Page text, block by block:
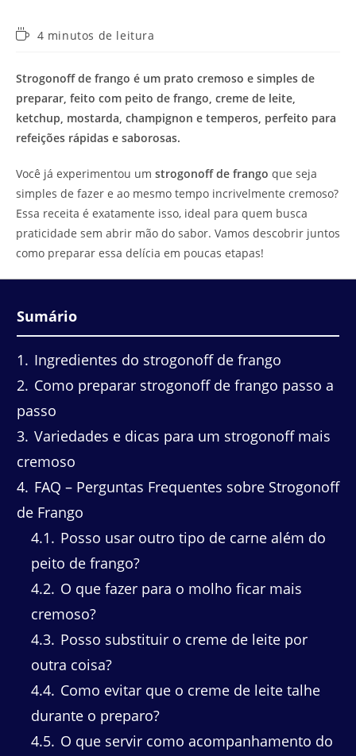
Tempo4 minutos de leitura
Strogonoff de frango é um prato cremoso e simples de
preparar, feito com peito de frango, creme de leite,
ketchup, mostarda, champignon e temperos, perfeito para
refeições rápidas e saborosas.
Você já experimentou um strogonoff de frango que seja
simples de fazer e ao mesmo tempo incrivelmente cremoso?
Essa receita é exatamente isso, ideal para quem busca
praticidade sem abrir mão do sabor. Vamos descobrir juntos
como preparar essa delícia em poucas etapas!
Sumário
1
Ingredientes do strogonoff de frango
2 Como preparar strogonoff de frango passo a
passo
3 Variedades e dicas para um strogonoff mais
cremoso
4 FAQ – Perguntas Frequentes sobre Strogonoff
de Frango
4.1
Posso usar outro tipo de carne além do
peito de frango?
4.2 O que fazer para o molho ficar mais
cremoso?
4.3 Posso substituir o creme de leite por
outra coisa?
4.4 Como evitar que o creme de leite talhe
durante o preparo?
4.5 O que servir como acompanhamento do